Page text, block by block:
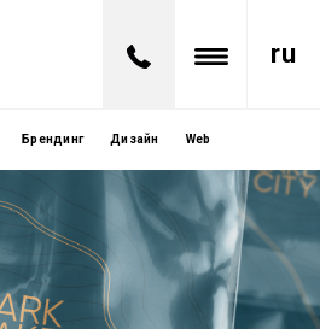
Брендинг Дизайн Web
ru